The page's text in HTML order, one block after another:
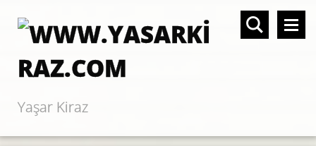
Yaşar Kiraz